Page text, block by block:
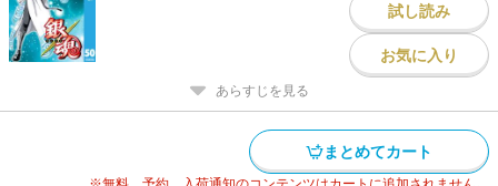
試し読み
お気に入り
あらすじを見る
まとめてカート